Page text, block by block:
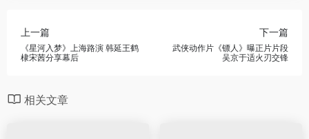
上一篇
《星河入梦》上海路演 韩延王鹤
棣宋茜分享幕后
下一篇
武侠动作片《镖人》曝正片片段
吴京于适火刃交锋
相关文章